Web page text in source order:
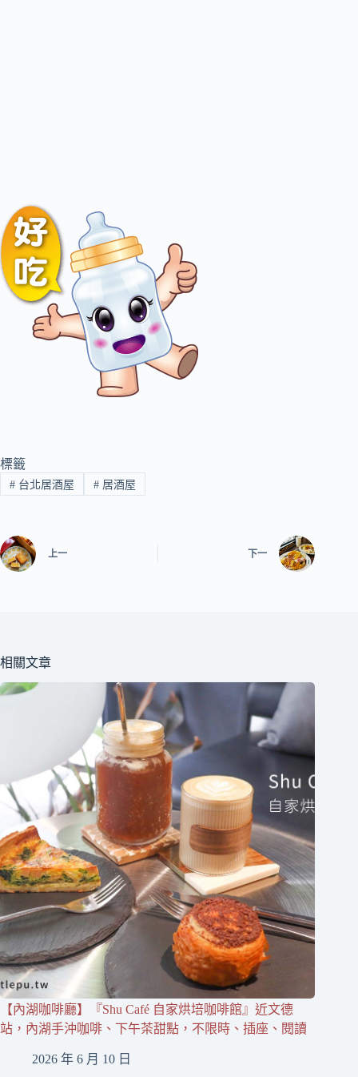
標籤
#台北居酒屋 #居酒屋
上一 下一
相關文章
【內湖咖啡廳】『Shu Café 自家烘培咖啡館』近文德
站，內湖手沖咖啡、下午茶甜點，不限時、插座、閱讀
2026 年 6 月 10 日